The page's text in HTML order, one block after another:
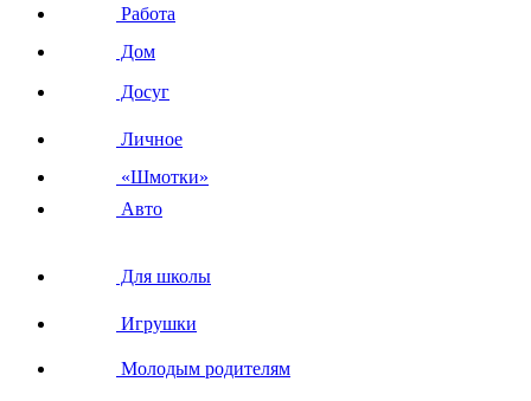
Работа
Дом
Досуг
Личное
«Шмотки»
Авто
Для школы
Игрушки
Молодым родителям